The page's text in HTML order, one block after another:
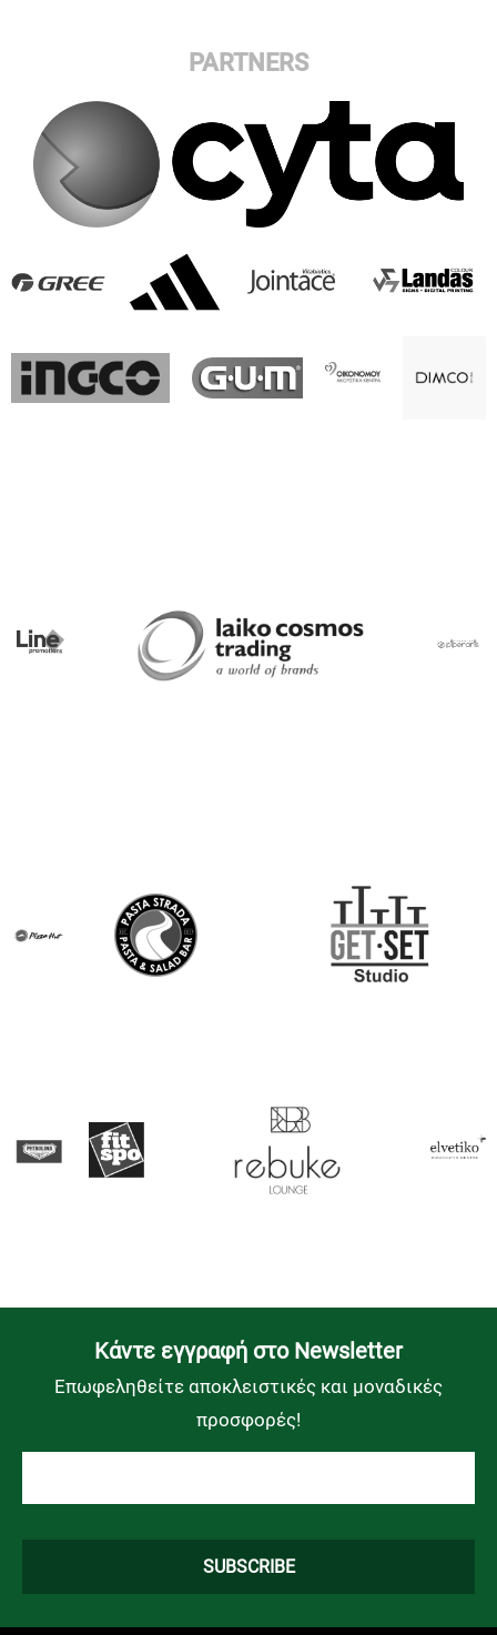
PARTNERS
Kάντε εγγραφή στο Newsletter
Επωφεληθείτε αποκλειστικές και μοναδικές
προσφορές!